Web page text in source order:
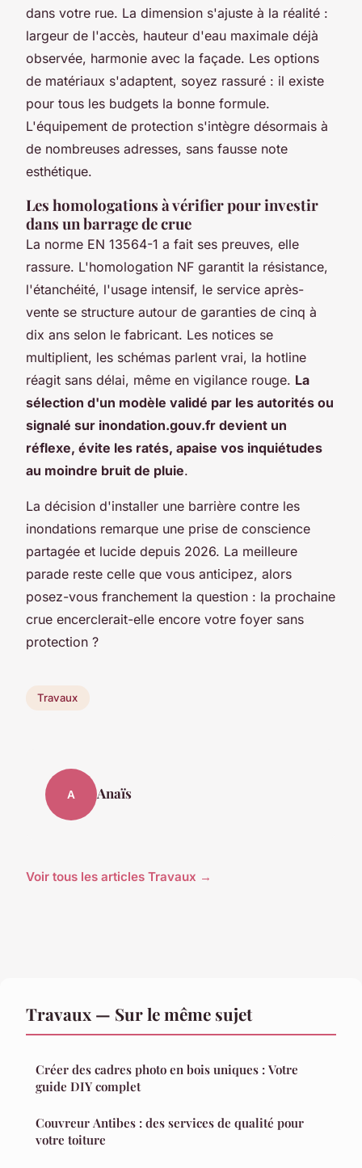
dans votre rue. La dimension s'ajuste à la réalité :
largeur de l'accès, hauteur d'eau maximale déjà
observée, harmonie avec la façade. Les options
de matériaux s'adaptent, soyez rassuré : il existe
pour tous les budgets la bonne formule.
L'équipement de protection s'intègre désormais à
de nombreuses adresses, sans fausse note
esthétique.
Les homologations à vérifier pour investir
dans un barrage de crue
La norme EN 13564-1 a fait ses preuves, elle
rassure. L'homologation NF garantit la résistance,
l'étanchéité, l'usage intensif, le service après-
vente se structure autour de garanties de cinq à
dix ans selon le fabricant. Les notices se
multiplient, les schémas parlent vrai, la hotline
réagit sans délai, même en vigilance rouge. La
sélection d'un modèle validé par les autorités ou
signalé sur inondation.gouv.fr devient un
réflexe, évite les ratés, apaise vos inquiétudes
au moindre bruit de pluie.
La décision d'installer une barrière contre les
inondations remarque une prise de conscience
partagée et lucide depuis 2026. La meilleure
parade reste celle que vous anticipez, alors
posez-vous franchement la question : la prochaine
crue encerclerait-elle encore votre foyer sans
protection ?
Travaux
A Anaïs
Voir tous les articles Travaux →
Travaux — Sur le même sujet
Créer des cadres photo en bois uniques : Votre
guide DIY complet
Couvreur Antibes : des services de qualité pour
votre toiture